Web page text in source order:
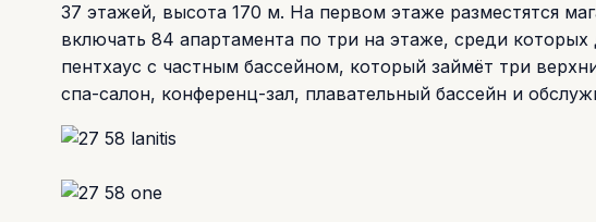
37 этажей, высота 170 м. На первом этаже разместятся
включать 84 апартамента по три на этаже, среди
пентхаус с частным бассейном, который займёт три
спа-салон, конференц-зал, плавательный бассейн и